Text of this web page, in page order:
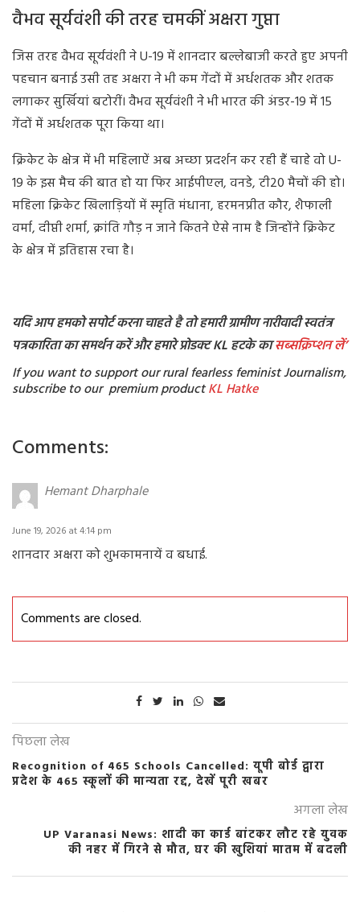
वैभव सूर्यवंशी की तरह चमकीं अक्षरा गुप्ता
जिस तरह वैभव सूर्यवंशी ने U-19 में शानदार बल्लेबाजी करते हुए अपनी
पहचान बनाई उसी तह अक्षरा ने भी कम गेंदों में अर्धशतक और शतक
लगाकर सुर्खियां बटोरीं। वैभव सूर्यवंशी ने भी भारत की अंडर-19 में 15
गेंदों में अर्धशतक पूरा किया था।
क्रिकेट के क्षेत्र में भी महिलाऐं अब अच्छा प्रदर्शन कर रही हैं चाहे वो U-
19 के इस मैच की बात हो या फिर आईपीएल, वनडे, टी20 मैचों की हो।
महिला क्रिकेट खिलाड़ियों में स्मृति मंधाना, हरमनप्रीत कौर, शैफाली
वर्मा, दीप्ती शर्मा, क्रांति गौड़ न जाने कितने ऐसे नाम है जिन्होंने क्रिकेट
के क्षेत्र में इतिहास रचा है।
यदि आप हमको सपोर्ट करना चाहते है तो हमारी ग्रामीण नारीवादी स्वतंत्र
पत्रकारिता का समर्थन करें और हमारे प्रोडक्ट KL हटके कासब्सक्रिप्शनलें’
If you want to support our rural fearless feminist Journalism,
subscribe to our premium productKL Hatke
Comments:
Hemant Dharphale
June 19, 2026 at 4:14 pm
शानदार अक्षरा को शुभकामनायें व बधाई.
Comments are closed.
पिछला लेख
Recognition of 465 Schools Cancelled: यूपी बोर्ड द्वारा
प्रदेश के 465 स्कूलों की मान्यता रद्द, देखें पूरी खबर
अगला लेख
UP Varanasi News: शादी का कार्ड बांटकर लौट रहे युवक
की नहर में गिरने से मौत, घर की खुशियां मातम में बदली